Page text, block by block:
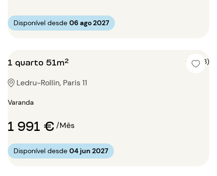
Disponível desde 06 ago 2027
1 quarto 51m² 5 (3)
Ledru-Rollin, Paris 11
Varanda
1 991 €/Mês
Disponível desde 04 jun 2027